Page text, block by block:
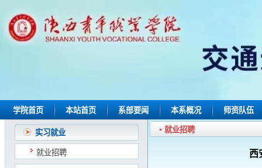
学院首页 本站首页 系部要闻 本系概况 师资队伍
实习就业
就业招聘
就业招聘
西